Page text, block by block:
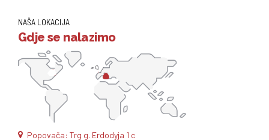
NAŠA LOKACIJA
Gdje se nalazimo
Popovača: Trg g. Erdodyja 1 c